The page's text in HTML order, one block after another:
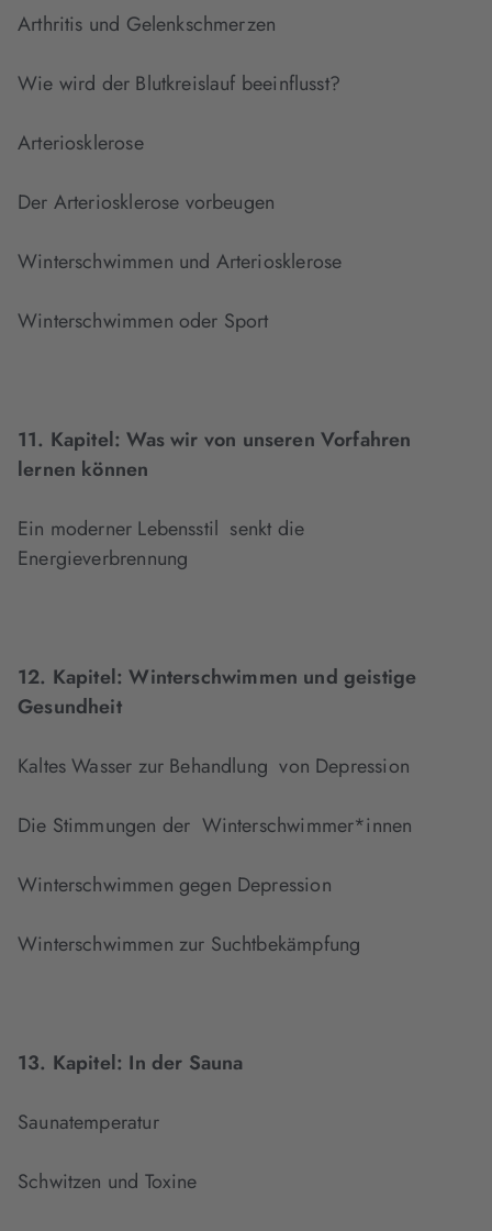
Arthritis und Gelenkschmerzen
Wie wird der Blutkreislauf beeinflusst?
Arteriosklerose
Der Arteriosklerose vorbeugen
Winterschwimmen und Arteriosklerose
Winterschwimmen oder Sport
11. Kapitel:Was wir von unseren Vorfahren
lernen können
Ein moderner Lebensstil senkt die
Energieverbrennung
12. Kapitel:Winterschwimmen und geistige
Gesundheit
Kaltes Wasser zur Behandlung von Depression
Die Stimmungen der Winterschwimmer*innen
Winterschwimmen gegen Depression
Winterschwimmen zur Suchtbekämpfung
13. Kapitel: In der Sauna
Saunatemperatur
Schwitzen und Toxine